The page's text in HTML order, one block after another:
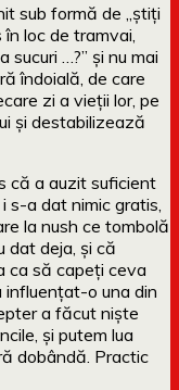
sub formă de „știți
loc de tramvai,
…?” și nu mai
îndoială, de care
zi a vieții lor, pe
și destabilizează
că a auzit suficient
s-a dat nimic gratis,
la nush ce tombolă
dat deja, și că
ca să capeți ceva
influențat-o una din
a făcut niște
și putem lua
dobândă. Practic